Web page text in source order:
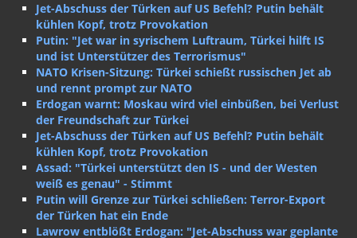
Jet-Abschuss der Türken auf US Befehl? Putin behält
kühlen Kopf, trotz Provokation
Putin: "Jet war in syrischem Luftraum, Türkei hilft IS
und ist Unterstützer des Terrorismus"
NATO Krisen-Sitzung: Türkei schießt russischen Jet ab
und rennt prompt zur NATO
Erdogan warnt: Moskau wird viel einbüßen, bei Verlust
der Freundschaft zur Türkei
Jet-Abschuss der Türken auf US Befehl? Putin behält
kühlen Kopf, trotz Provokation
Assad: "Türkei unterstützt den IS - und der Westen
weiß es genau" - Stimmt
Putin will Grenze zur Türkei schließen: Terror-Export
der Türken hat ein Ende
Lawrow entblößt Erdogan: "Jet-Abschuss war geplante